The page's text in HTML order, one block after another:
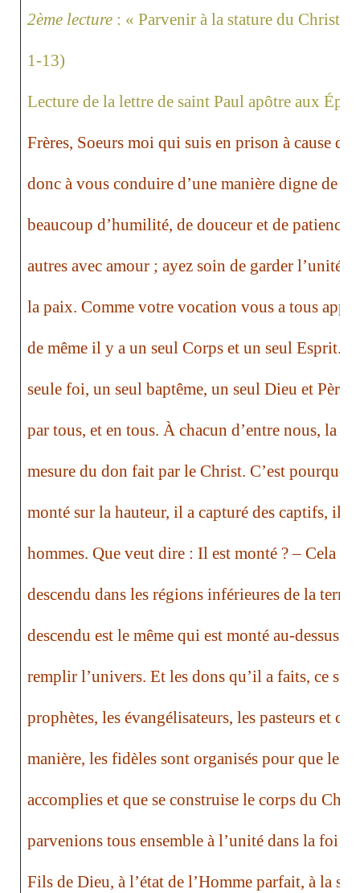
2ème lecture : « Parvenir à la stature du Christ
1-13)
Lecture de la lettre de saint Paul apôtre aux
Frères, Soeurs moi qui suis en prison à cause
donc à vous conduire d’une manière digne de
beaucoup d’humilité, de douceur et de
autres avec amour ; ayez soin de garder l’unité
la paix. Comme votre vocation vous a tous
de même il y a un seul Corps et un seul Esprit.
seule foi, un seul baptême, un seul Dieu et Père
par tous, et en tous. À chacun d’entre nous, la
mesure du don fait par le Christ. C’est
monté sur la hauteur, il a capturé des captifs, il a
hommes. Que veut dire : Il est monté ?– Cela
descendu dans les régions inférieures de la
descendu est le même qui est monté au-dessus
remplir l’univers. Et les dons qu’il a faits, ce
prophètes, les évangélisateurs, les pasteurs et
manière, les fidèles sont organisés pour que les
accomplies et que se construise le corps du
parvenions tous ensemble à l’unité dans la foi
Fils de Dieu, à l’état de l’Homme parfait, à la